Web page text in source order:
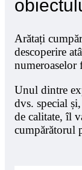
Arătați
descoperire
numeroaselor
Unul dintre
dvs. special
de calitate, îl
cumpărătorul